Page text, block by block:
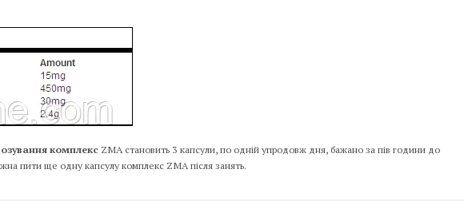
комплекс ZMA становить 3 капсули, по одній упродовж дня, бажано за пів години до
пити ще одну капсулу комплекс ZMA після занять.